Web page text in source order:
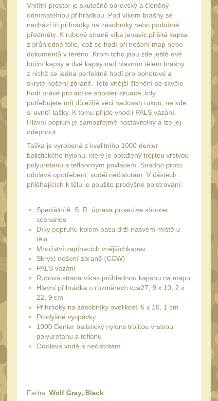
Ramenní popruhy a
vycpávky 10
Karabiny a přezky75
Kroužky, šňůrky,
koncovky 25
Nášivky 105
Samonavíjecí držáky1
Zámky1
Nepromokavý potahy a
vaky
Adaptéry 33
Taktická pera 5
Láhve16
Na přežití 26
Ostatní
MONTÁŽE PRO OPTIKU
Adaptéry a risery 40
Boční montáže 11
Montáže pro optiku
1" Picatinny 45
Vnitřní prostor je skutečně obrovský a členěný
odnímatelnou přihrádkou. Pod víkem brašny se
nachází tři přihrádky na zásobníky nebo podobné
předměty. K rubové straně víka jenavíc přišitá kapsa
z průhledné fólie, což se hodí při nošení map nebo
dokumentů v terénu. Krom toho jsou zde ještě dvě
boční kapsy a dvě kapsy nad hlavním tělem brašny,
z nichž se jedna perfektně hodí pro pohotové a
skryté nošení zbraně. Toto vnější členění se skvěle
hodí právě pro active shooter situace, kdy
potřebujete mít důležité věci nadosah rukou, ne kde
si uvnitř tašky. K tomu přijde vhod i PALS vázání.
Hlavní popruh je samozřejmě nastavitelný a lze jej
odepnout.
Taška je vyrobená z kvalitního 1000 denier
balistického nylonu, který je potažený trojitou vrstvou
polyuretanu a teflonovým povlakem. Snadno proto
odolává opotřebení, voděi nečistotám. V částech
přiléhajících k tělu je použito prodyšné polstrování.
Speciální A. S. R. úprava proactive shooter
scenarios
Díky popruhu kolem pasu drží nasvém místě u
těla
Množství zapínacích vnějšíchkapes
Skryté nošení zbraně (CCW)
PALS vázání
Rubová strana víkas průhlednou kapsou na mapu
Hlavní přihrádka o rozměrech cca27, 9 x 10, 2 x
22, 9 cm
Přihrádky na zásobníky ovelikosti 5 x 10, 1 cm
Prodyšné vycpávky
1000 Denier balistický nylons trojitou vrstvou
polyuretanu a teflonu
Odolává vodě a nečistotám
Farba: Wolf Gray, Black